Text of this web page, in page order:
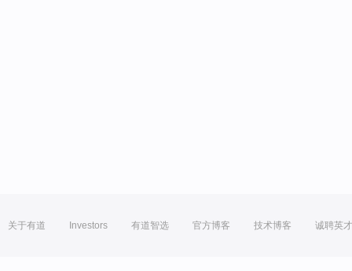
关于有道 Investors 有道智选 官方博客 技术博客 诚聘英才